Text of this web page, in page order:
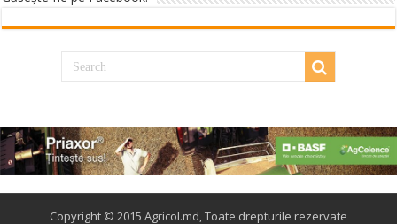
Copyright © 2015 Agricol.md, Toate drepturile rezervate